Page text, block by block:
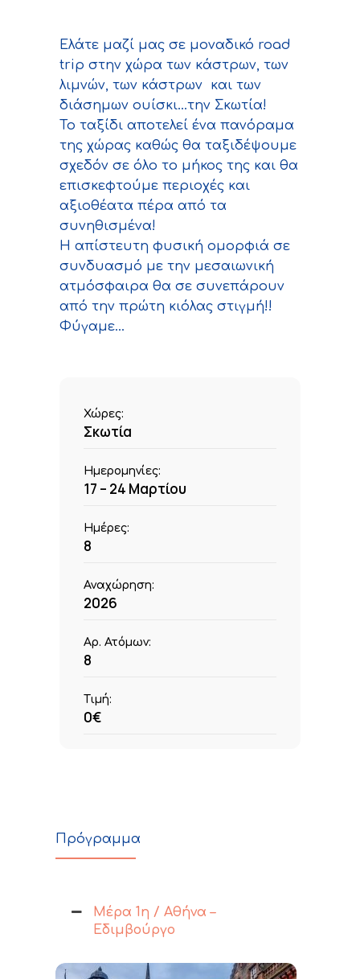
Ελάτε μαζί μας σε μοναδικό road
trip στην χώρα των κάστρων, των
λιμνών, των κάστρων και των
διάσημων ουίσκι…την Σκωτία!
Το ταξίδι αποτελεί ένα πανόραμα
της χώρας καθώς θα ταξιδέψουμε
σχεδόν σε όλο το μήκος της και θα
επισκεφτούμε περιοχές και
αξιοθέατα πέρα από τα
συνηθισμένα!
Η απίστευτη φυσική ομορφιά σε
συνδυασμό με την μεσαιωνική
ατμόσφαιρα θα σε συνεπάρουν
από την πρώτη κιόλας στιγμή!!
Φύγαμε…
Χώρες:
Σκωτία
Ημερομηνίες:
17 – 24 Μαρτίου
Ημέρες:
8
Αναχώρηση:
2026
Αρ. Ατόμων:
8
Τιμή:
0€
Πρόγραμμα
Μέρα 1η / Αθήνα –
Εδιμβούργο